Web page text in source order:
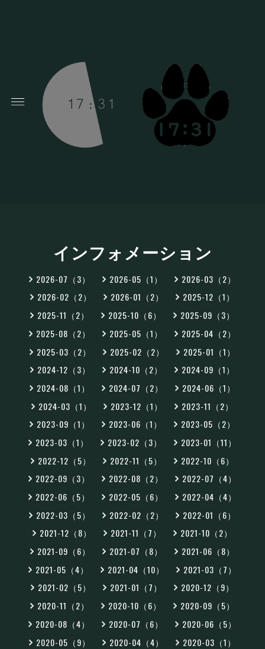
インフォメーション
2026-07（3） 2026-05（1）
2026-03（2）
2026-02（2）
2026-01（2）
2025-12（1）
2025-11（2）
2025-10（6）
2025-09（3）
2025-08（2）
2025-05（1）
2025-04（2）
2025-03（2）
2025-02（2）
2025-01（1）
2024-12（3）
2024-10（2）
2024-09（1）
2024-08（1）
2024-07（2）
2024-06（1）
2024-03（1）
2023-12（1）
2023-11（2）
2023-09（1）
2023-06（1）
2023-05（2）
2023-03（1）
2023-02（3）
2023-01（11）
2022-12（5）
2022-11（5）
2022-10（6）
2022-09（3）
2022-08（2）
2022-07（4）
2022-06（5）
2022-05（6）
2022-04（4）
2022-03（5）
2022-02（2）
2022-01（6）
2021-12（8）
2021-11（7）
2021-10（2）
2021-09（6）
2021-07（8）
2021-06（8）
2021-05（4）
2021-04（10）
2021-03（7）
2021-02（5）
2021-01（7）
2020-12（9）
2020-11（2）
2020-10（6）
2020-09（5）
2020-08（4）
2020-07（6）
2020-06（5）
2020-05（9）
2020-04（4） 2020-03（1）